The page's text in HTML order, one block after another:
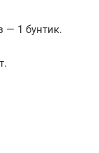
— 1 бунтик.